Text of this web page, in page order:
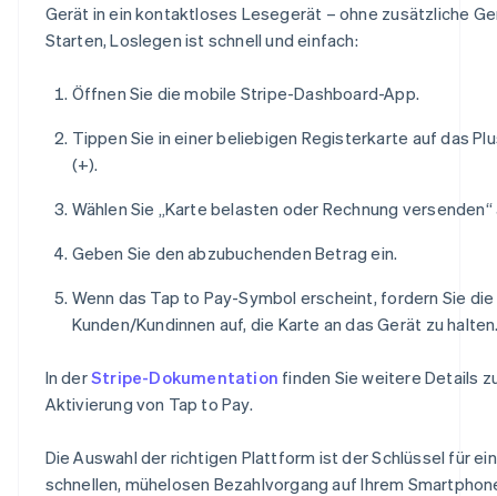
Gerät in ein kontaktloses Lesegerät – ohne zusätzliche
Starten, Loslegen ist schnell und einfach:
Öffnen Sie die mobile Stripe-Dashboard-App.
Tippen Sie in einer beliebigen Registerkarte auf das
(+).
Wählen Sie „Karte belasten oder Rechnung versenden“
Geben Sie den abzubuchenden Betrag ein.
Wenn das Tap to Pay-Symbol erscheint, fordern Sie die
Kunden/Kundinnen auf, die Karte an das Gerät zu
In derStripe-Dokumentation finden Sie weitere Details
Aktivierung von Tap to Pay.
Die Auswahl der richtigen Plattform ist der Schlüssel für
schnellen, mühelosen Bezahlvorgang auf Ihrem